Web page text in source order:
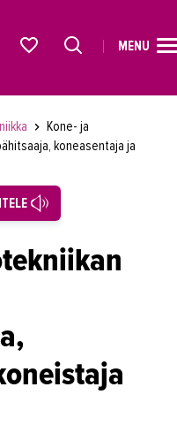
MENU
Kone- ja
koneasentaja ja